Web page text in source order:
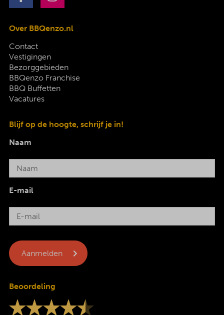
Over BBQenzo.nl
Contact
Vestigingen
Bezorggebieden
BBQenzo Franchise
BBQ Buffetten
Vacatures
Blijf op de hoogte, schrijf je in!
Naam
E-mail
Beoordeling